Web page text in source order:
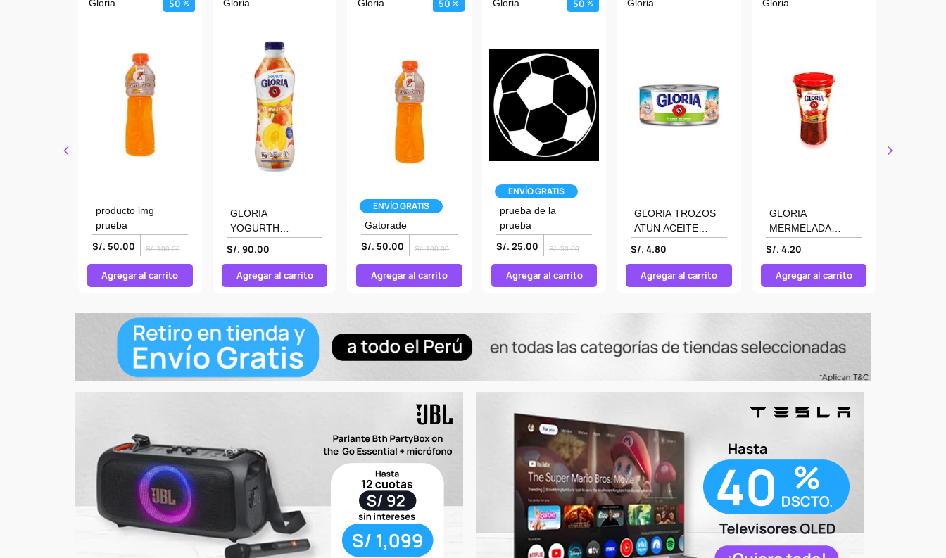
Gloria 50 %
producto img
prueba
S/. 50.00 S/. 100.00
Agregar al carrito
Gloria
GLORIA
YOGURTH
DESCREMADO
LUCUMA
S/. 90.00
Agregar al carrito
Gloria 50 %
ENVÍO GRATIS
Gatorade
S/. 50.00 S/. 100.00
Agregar al carrito
Gloria 50%
ENVÍO GRATIS
prueba de la
prueba
S/. 25.00 S/. 50.00
Agregar al carrito
Gloria
GLORIA TROZOS
ATUN ACEITE
170 GR
S/. 4.80
Agregar al carrito
Gloria
GLORIA
MERMELADA
GR
S/. 4.20
Agregar al carrito